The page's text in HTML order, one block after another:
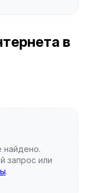
в
найдено.
запрос или
.